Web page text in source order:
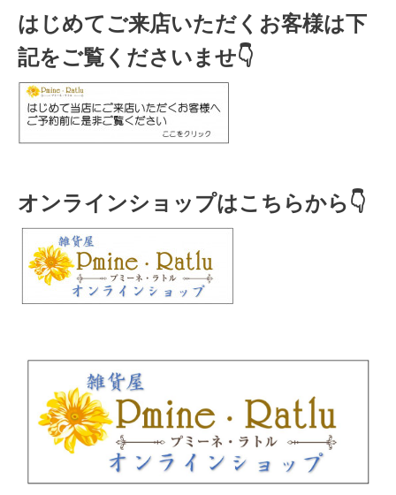
はじめてご来店いただくお客様は下
記をご覧くださいませ👇
オンラインショップはこちらから👇